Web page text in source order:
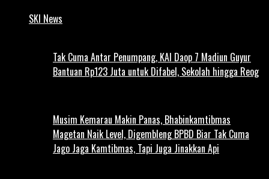
SKI News
Tak Cuma Antar Penumpang, KAI Daop 7 Madiun Guyur
Bantuan Rp123 Juta untuk Difabel, Sekolah hingga Reog
Musim Kemarau Makin Panas, Bhabinkamtibmas
Magetan Naik Level, Digembleng BPBD Biar Tak Cuma
Jago Jaga Kamtibmas, Tapi Juga Jinakkan Api